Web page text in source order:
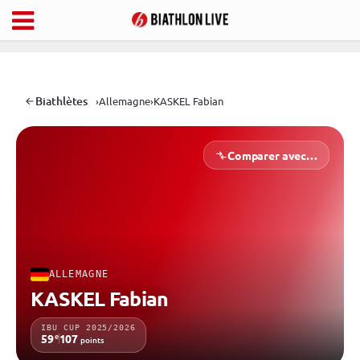
Biathlètes ›Allemagne›KASKEL Fabian
ALLEMAGNE
KASKEL Fabian
IBU CUP 2025/2026
59e107 points
Comparer avec…